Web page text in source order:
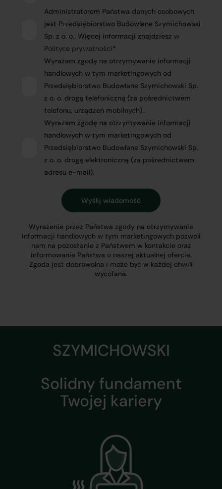
Administratorem Państwa danych osobowych
jest Przedsiębiorstwo Budowlane Szymichowski
Sp. z o. o.. Więcej informacji znajdziesz w
Polityce prywatności*
Wyrażam zgodę na otrzymywanie informacji
handlowych w tym marketingowych od
Przedsiębiorstwo Budowlane Szymichowski Sp.
z o. o. drogą telefoniczną (za pośrednictwem
telefonu, urządzeń mobilnych)..
Wyrażam zgodę na otrzymywanie informacji
handlowych w tym marketingowych od
Przedsiębiorstwo Budowlane Szymichowski Sp.
z o. o. drogą elektroniczną (za pośrednictwem
adresu e-mail).
Wyrażenie przez Państwa zgody na otrzymywanie
informacji handlowych w tym marketingowych pozwoli
nam na pozostanie z Państwem w kontakcie oraz
informowanie Państwa o naszej aktualnej ofercie.
Zgoda jest dobrowolna i może być w każdej chwili
wycofana.
SZYMICHOWSKI
Solidny fundament
Twojej kariery